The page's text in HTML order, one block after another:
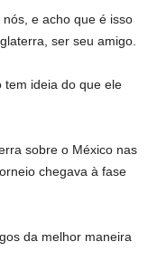
e acho que é isso
ser seu amigo.
tem ideia do que ele
sobre o México nas
chegava à fase
da melhor maneira